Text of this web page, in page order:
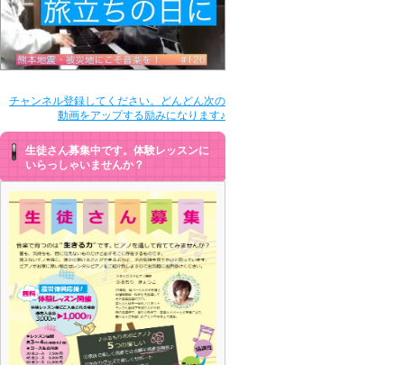
チャンネル登録してください。どんどん次の
動画をアップする励みになります♪
生徒さん募集中です。体験レッスンに
いらっしゃいませんか？